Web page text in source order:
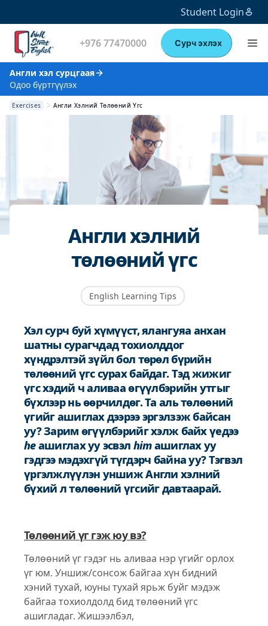
Student Login
+976 77470000 Сурч эхлэх
Англи хэл сурцгаая
Одоо бүртгүүлэх
Exercises Англи Хэлний Төлөөний Үгс
Англи хэлний
төлөөний үгс
English Learning Tips
Хэл сурч буй хүмүүст, ялангуяа анхан
шатны сурагчдад тохиолддог
хүндрэлтэй зүйл бол төрөл бүрийн
төлөөний үгс сурах байдаг. Тэд жижиг
үгс хэдий ч аливаа өгүүлбэрийн утгыг
бүхлээр нь өөрчилдөг. Та аль төлөөний
үгийг ашиглах дээрээ эргэлзэж байсан
уу? Зарим өгүүлбэрийг хэлж байх үедээ
heашиглах уу эсвэл himашиглах уу
гэдгээ мэдэхгүй түгдэрч байна уу? Тэгвэл
үргэлжлүүлэн уншиж Англи хэлний
бүхий л төлөөний үгсийг давтаарай.
Төлөөний үг гэж юу вэ?
Төлөөний үг гэдэг нь аливаа нэр үгийг орлох
үг юм. Уншиж/сонсож байгаа хүн бидний
хэний тухай, юуны тухай ярьж буйг мэдэж
байгаа тохиолдолд бид төлөөний үгс
ашигладаг. Жишээлбэл,